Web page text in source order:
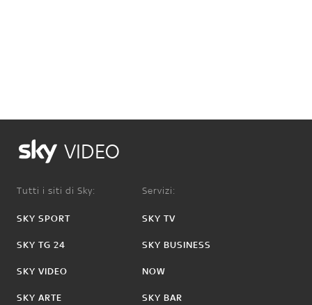
VIDEO
Tutti i siti di Sky:
SKY SPORT
SKY TG 24
SKY VIDEO
SKY ARTE
Servizi:
SKY TV
SKY BUSINESS
NOW
SKY BAR